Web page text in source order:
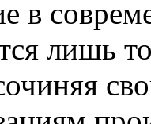
в
лишь